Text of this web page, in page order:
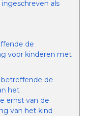
als
de
voor kinderen met
betreffende de
het
ernst van de
van het kind